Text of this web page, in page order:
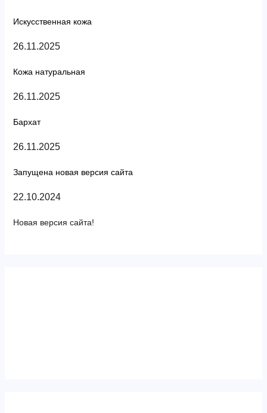
Искусственная кожа
26.11.2025
Кожа натуральная
26.11.2025
Бархат
26.11.2025
Запущена новая версия сайта
22.10.2024
Новая версия сайта!